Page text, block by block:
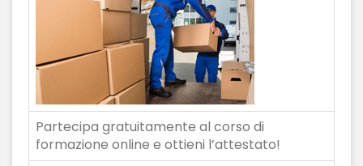
Partecipa gratuitamente al corso di
formazione online e ottieni l’attestato!